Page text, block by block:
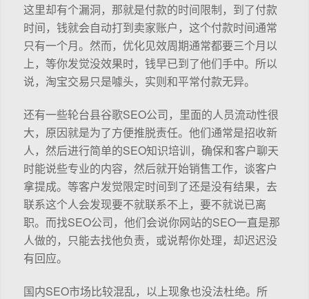
这里却有个漏洞，那就是付款的时间限制，到了付款
时间，钱就会自动打到卖家账户，这个付款时间通常
只有一个月。然而，优化见效周期通常都要三个月以
上，等你发觉没效果时，钱早已到了他们手中。所以
说，淘宝交易只是噱头，实则和平常付款无异。
还有一些轮台县谷歌SEO公司，里面的人员流动性很
大，原因就是为了方便推脱责任。他们通常是招收新
人，然后进行简单的SEO知识培训，确保和客户聊天
时能说些专业的内容，然后就开始销售工作，谈客户
拿提成。等客户发觉限定时间到了还是没有结果，去
联系这个人会发现要不就联系不上，要不就说已离
职。而找SEO公司，他们会说你网站的SEO一直是那
人做的，只能去找他负责，或说帮你处理，却迟迟没
有回应。
国内SEO市场比较混乱，以上现象也没法杜绝。所